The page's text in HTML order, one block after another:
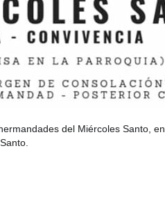
del Miércoles Santo,